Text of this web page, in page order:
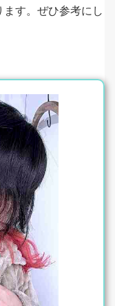
す。ぜひ参考にし